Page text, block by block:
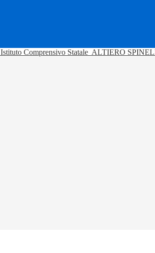
Istituto Comprensivo Statale ALTIERO